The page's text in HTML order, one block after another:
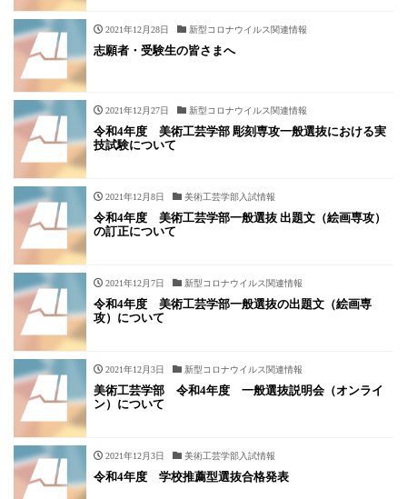
2021年12月28日 新型コロナウイルス関連情報
志願者・受験生の皆さまへ
2021年12月27日 新型コロナウイルス関連情報
令和4年度 美術工芸学部 彫刻専攻一般選抜における実
技試験について
2021年12月8日 美術工芸学部入試情報
令和4年度 美術工芸学部一般選抜 出題文（絵画専攻）
の訂正について
2021年12月7日 新型コロナウイルス関連情報
令和4年度 美術工芸学部一般選抜の出題文（絵画専
攻）について
2021年12月3日 新型コロナウイルス関連情報
美術工芸学部 令和4年度 一般選抜説明会（オンライ
ン）について
2021年12月3日 美術工芸学部入試情報
令和4年度 学校推薦型選抜合格発表